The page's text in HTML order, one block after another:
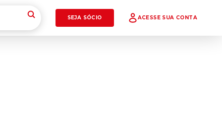
SEJA SÓCIO ACESSE SUA CONTA